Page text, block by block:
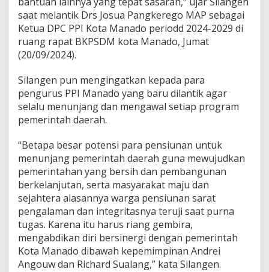
A
S
saat melantik Drs Josua Pangkerego MAP sebagai
Ketua DPC PPI Kota Manado periodd 2024-2029 di
ruang rapat BKPSDM kota Manado, Jumat
(20/09/2024).
Silangen pun mengingatkan kepada para
pengurus PPI Manado yang baru dilantik agar
selalu menunjang dan mengawal setiap program
pemerintah daerah.
“Betapa besar potensi para pensiunan untuk
menunjang pemerintah daerah guna mewujudkan
pemerintahan yang bersih dan pembangunan
berkelanjutan, serta masyarakat maju dan
sejahtera alasannya warga pensiunan sarat
pengalaman dan integritasnya teruji saat purna
tugas. Karena itu harus riang gembira,
mengabdikan diri bersinergi dengan pemerintah
Kota Manado dibawah kepemimpinan Andrei
Angouw dan Richard Sualang,” kata Silangen.